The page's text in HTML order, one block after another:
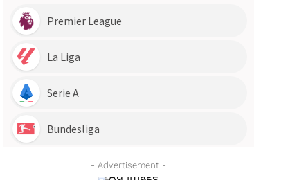
- Advertisement -